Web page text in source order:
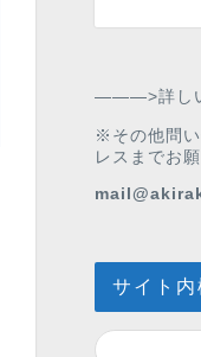
———>詳し
※その他問い
レスまでお
サイト